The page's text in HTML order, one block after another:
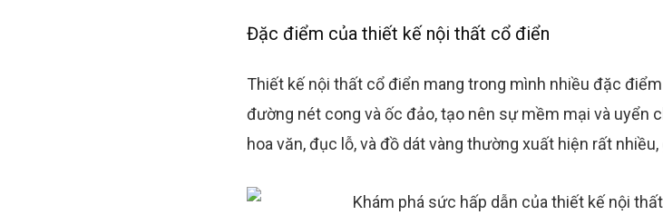
Đặc điểm của thiết kế nội thất cổ điển
Thiết kế nội thất cổ điển mang trong mình nhiều đặc
đường nét cong và ốc đảo, tạo nên sự mềm mại và uyển
hoa văn, đục lỗ, và đồ dát vàng thường xuất hiện rất